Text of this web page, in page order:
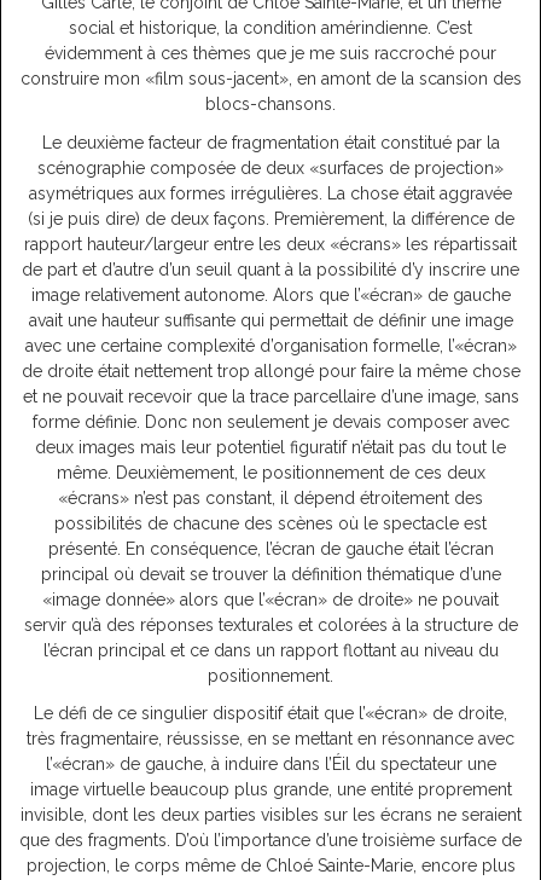
social et historique, la condition amérindienne. C’est
évidemment à ces thèmes que je me suis raccroché pour
construire mon «film sous-jacent», en amont de la scansion des
blocs-chansons.
Le deuxième facteur de fragmentation était constitué par la
scénographie composée de deux «surfaces de projection»
asymétriques aux formes irrégulières. La chose était aggravée
(si je puis dire) de deux façons. Premièrement, la différence de
rapport hauteur/largeur entre les deux «écrans» les répartissait
de part et d’autre d’un seuil quant à la possibilité d’y inscrire une
image relativement autonome. Alors que l’«écran» de gauche
avait une hauteur suffisante qui permettait de définir une image
avec une certaine complexité d’organisation formelle, l’«écran»
de droite était nettement trop allongé pour faire la même chose
et ne pouvait recevoir que la trace parcellaire d’une image, sans
forme définie. Donc non seulement je devais composer avec
deux images mais leur potentiel figuratif n’était pas du tout le
même. Deuxièmement, le positionnement de ces deux
«écrans» n’est pas constant, il dépend étroitement des
possibilités de chacune des scènes où le spectacle est
présenté. En conséquence, l’écran de gauche était l’écran
principal où devait se trouver la définition thématique d’une
«image donnée» alors que l’«écran» de droite» ne pouvait
servir qu’à des réponses texturales et colorées à la structure de
l’écran principal et ce dans un rapport flottant au niveau du
positionnement.
Le défi de ce singulier dispositif était que l’«écran» de droite,
très fragmentaire, réussisse, en se mettant en résonnance avec
l’«écran» de gauche, à induire dans l’Éil du spectateur une
image virtuelle beaucoup plus grande, une entité proprement
invisible, dont les deux parties visibles sur les écrans ne seraient
que des fragments. D’où l’importance d’une troisième surface de
projection, le corps même de Chloé Sainte-Marie, encore plus